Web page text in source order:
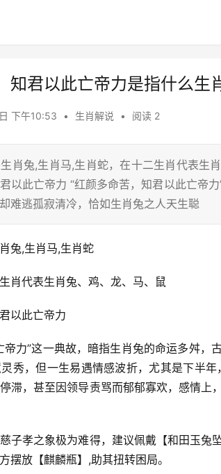
知君以此亡帝力是指什么生
下午10:53 • 生肖解说 • 阅读 2
肖兔,生肖马,生肖蛇，在十二生肖代表生
以此亡帝力 “红颜多命苦，知君以此亡帝
难逃孤寂清冷，恰如生肖兔之人天生聪
兔,生肖马,生肖蛇
肖代表生肖兔、鸡、龙、马、鼠
以此亡帝力
力”这一典故，暗指生肖兔的命运多舛，
秀，但一生易遇情感波折，尤其是下半年
滞，甚至因领导责骂而郁郁寡欢，感情上
子孝之象极为难得，建议佩戴【和田玉兔
摆放【麒麟瓶】,助其扭转困局。